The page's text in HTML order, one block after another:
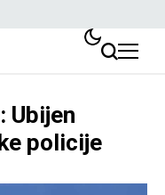
Ubijen
policije